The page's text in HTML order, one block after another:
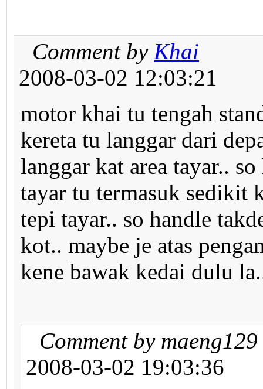
Comment by Khai
2008-03-02 12:03:21
motor khai tu tengah
kereta tu langgar dari
langgar kat area tayar..
tayar tu termasuk sedikit
tepi tayar.. so handle
kot.. maybe je atas
kene bawak kedai dulu
Comment by maeng129
2008-03-02 19:03:36